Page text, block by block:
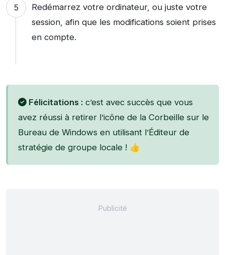
Redémarrez votre ordinateur, ou juste votre
session, afin que les modifications soient prises
en compte.
Félicitations : c’est avec succès que vous
avez réussi à retirer l’icône de la Corbeille sur le
Bureau de Windows en utilisant l’Éditeur de
stratégie de groupe locale ! 👍